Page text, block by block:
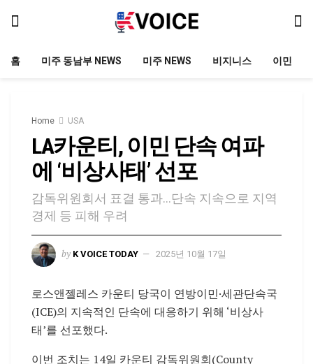
홈 미주 동남부 NEWS 미주 NEWS 비지니스 이민
Home USA
LA카운티, 이민 단속 여파
에 ‘비상사태’ 선포
감독위원회서 표결 통과…단속 지속으로 지역
경제 등 피해 우려
by K VOICE TODAY 2025년 10월 17일
로스앤젤레스 카운티 당국이 연방이민·세관단속국
(ICE)의 지속적인 단속에 대응하기 위해 ‘비상사
태’를 선포했다.
이번 조치는 14일 카운티 감독위원회(County